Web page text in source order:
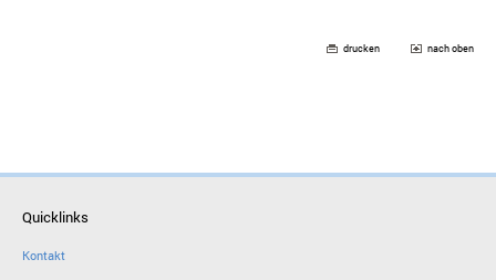
drucken nach oben
Quicklinks
Kontakt